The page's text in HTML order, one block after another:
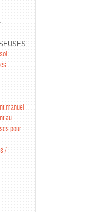
manuel
au
pour
/